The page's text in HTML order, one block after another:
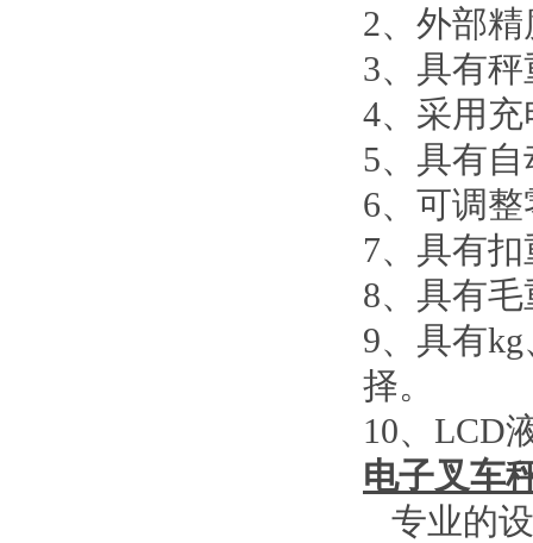
2、外部精
3、具有
4、采用
5、具有
6、可调
7、具有
8、具有
9、具有kg
择。
10、 LCD
电子叉车
专业的